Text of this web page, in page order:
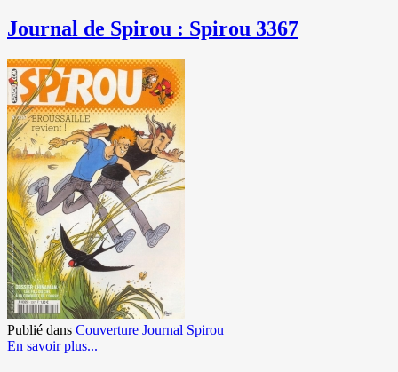
Journal de Spirou : Spirou 3367
Publié dans Couverture Journal Spirou
En savoir plus...